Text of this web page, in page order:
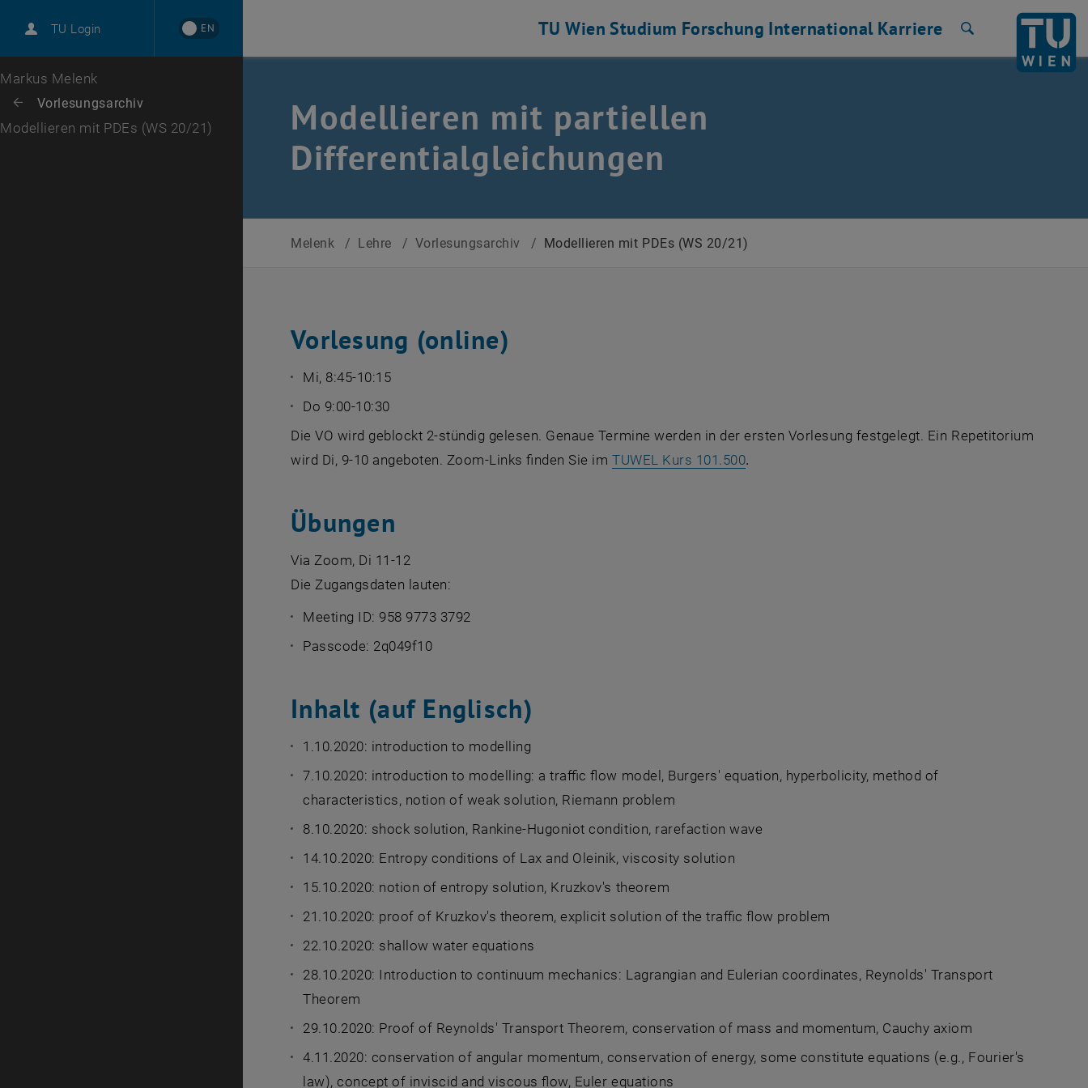
TU Login EN
Karriere
Zur 1. Menü Ebene
Markus Melenk
Zurück: Subseiten von Vorlesungsarchiv auflisten
Zurück zur letzten Ebene:
Vorlesungsarchiv
Modellieren mit PDEs (WS 20/21)
TU Wien Studium Forschung International Karriere
Modellieren mit partiellen
Differentialgleichungen
Melenk / Lehre / Vorlesungsarchiv / Modellieren mit PDEs (WS 20/21)
Vorlesung (online)
Mi, 8:45-10:15
Do 9:00-10:30
Die VO wird geblockt 2-stündig gelesen. Genaue Termine werden in der ersten Vorlesung festgelegt. Ein Repetitorium
wird Di, 9-10 angeboten. Zoom-Links finden Sie im TUWEL Kurs 101.500, öffnet eine externe URL in einem neuen Fenster
.
Übungen
Via Zoom, Di 11-12
Die Zugangsdaten lauten:
Meeting ID: 958 9773 3792
Passcode: 2q049f10
Inhalt (auf Englisch)
1.10.2020: introduction to modelling
7.10.2020: introduction to modelling: a traffic flow model, Burgers' equation, hyperbolicity, method of
characteristics, notion of weak solution, Riemann problem
8.10.2020: shock solution, Rankine-Hugoniot condition, rarefaction wave
14.10.2020: Entropy conditions of Lax and Oleinik, viscosity solution
15.10.2020: notion of entropy solution, Kruzkov's theorem
21.10.2020: proof of Kruzkov's theorem, explicit solution of the traffic flow problem
22.10.2020: shallow water equations
28.10.2020: Introduction to continuum mechanics: Lagrangian and Eulerian coordinates, Reynolds' Transport
Theorem
29.10.2020: Proof of Reynolds' Transport Theorem, conservation of mass and momentum, Cauchy axiom
4.11.2020: conservation of angular momentum, conservation of energy, some constitute equations (e.g., Fourier's
law), concept of inviscid and viscous flow, Euler equations